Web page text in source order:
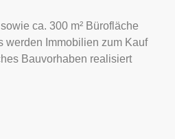
ca. 300 m² Bürofläche
werden Immobilien zum Kauf
Bauvorhaben realisiert